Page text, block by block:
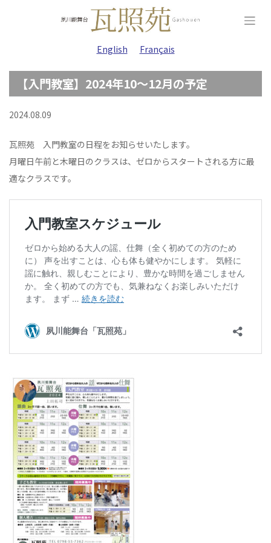
English Français
【入門教室】2024年10～12月の予定
2024.08.09
瓦照苑 入門教室の日程をお知らせいたします。
月曜日午前と木曜日のクラスは、ゼロからスタートされる方に最
適なクラスです。